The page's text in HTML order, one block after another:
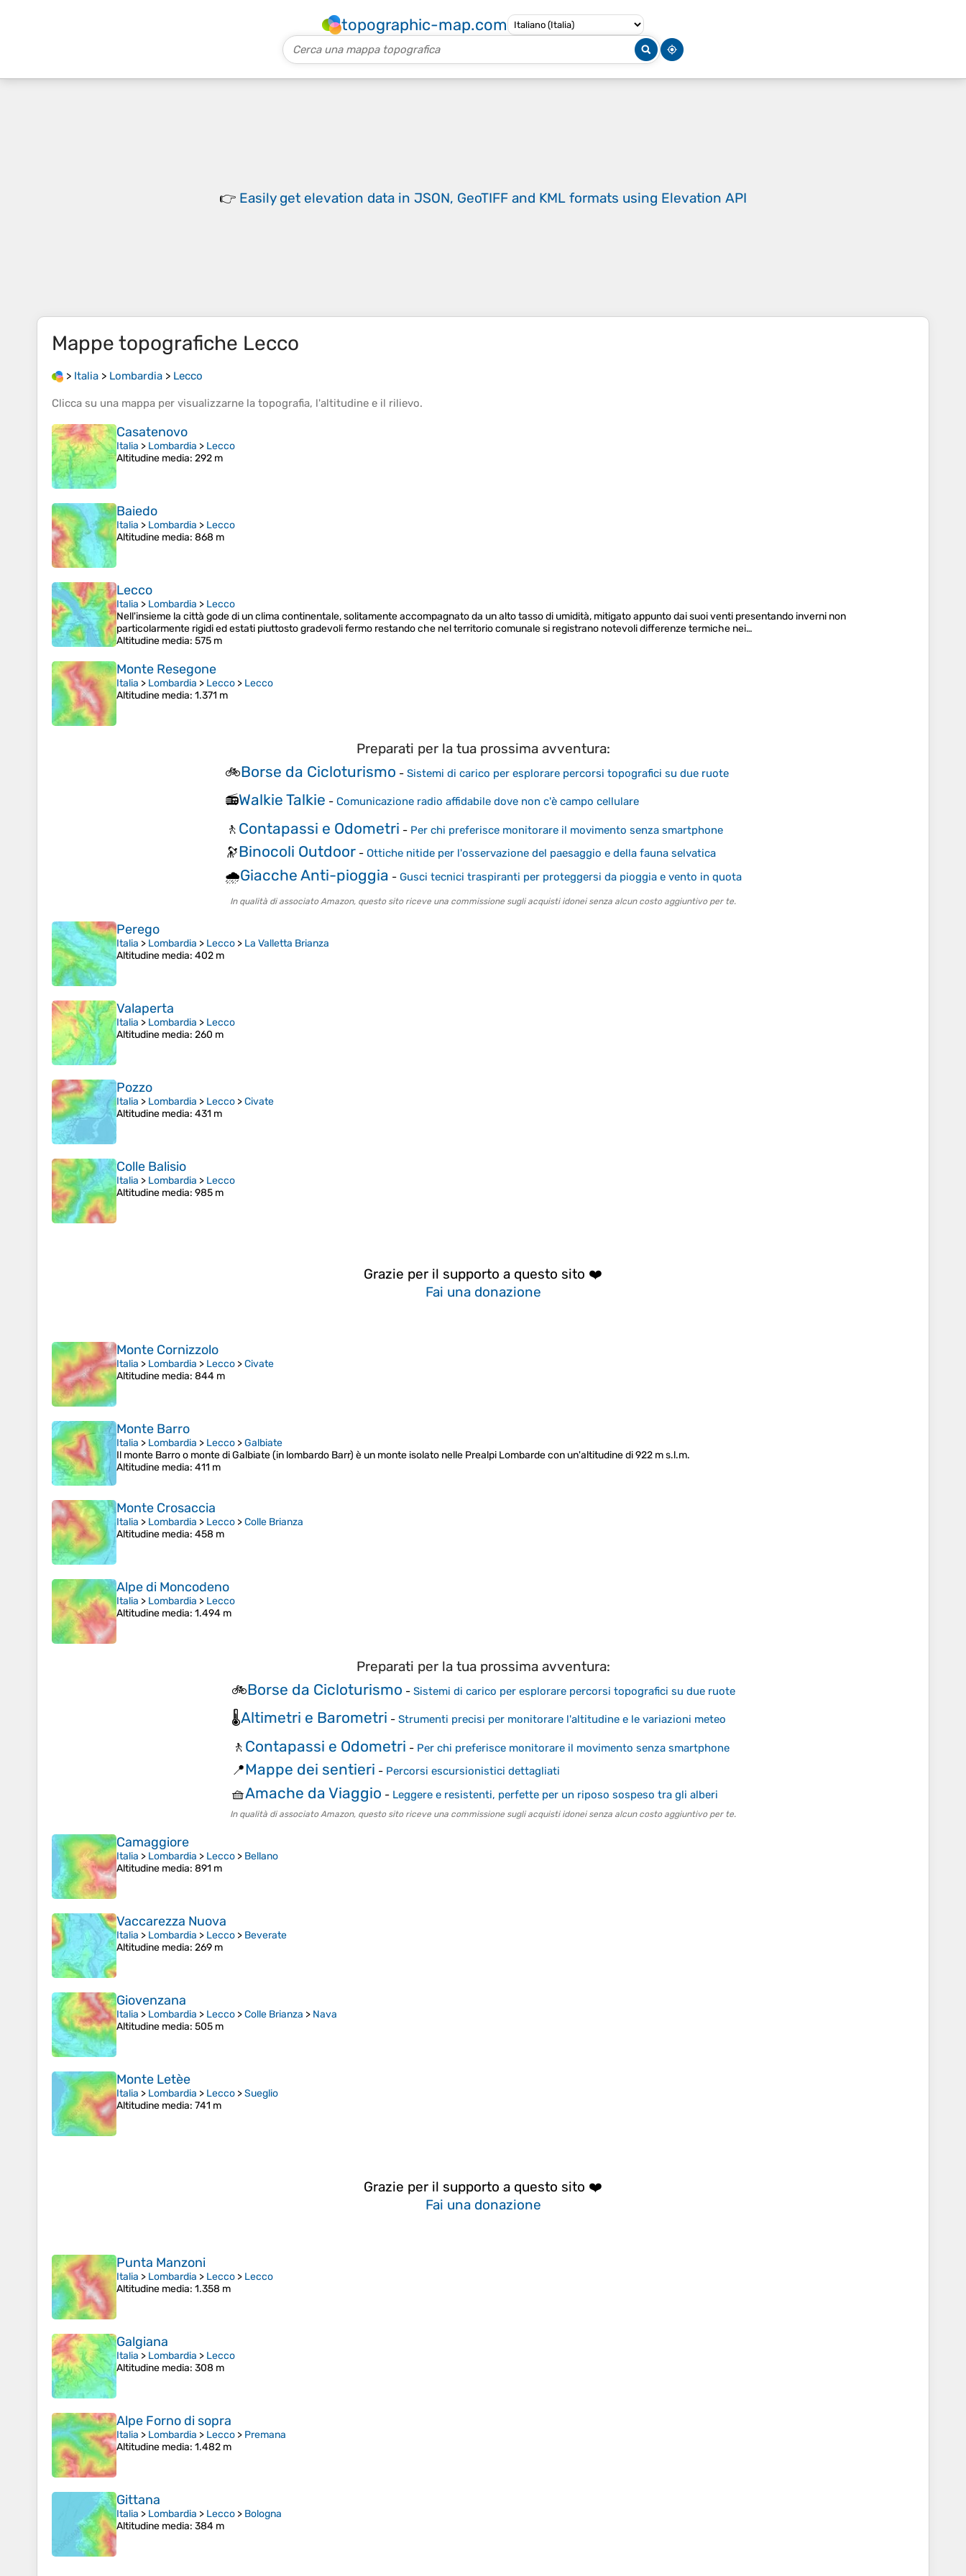
topographic-map.com
👉 Easily get elevation data in JSON, GeoTIFF and KML formats using Elevation API
Mappe topografiche Lecco
> Italia > Lombardia > Lecco
Clicca su una mappa per visualizzarne la topografia, l'altitudine e il rilievo.
Casatenovo
Italia > Lombardia > Lecco
Altitudine media: 292 m
Baiedo
Italia > Lombardia > Lecco
Altitudine media: 868 m
Lecco
Italia > Lombardia > Lecco
Nell'insieme la città gode di un clima continentale, solitamente accompagnato da un alto tasso di umidità, mitigato appunto dai suoi venti presentando inverni non
particolarmente rigidi ed estati piuttosto gradevoli fermo restando che nel territorio comunale si registrano notevoli differenze termiche nei…
Altitudine media: 575 m
Monte Resegone
Italia > Lombardia > Lecco > Lecco
Altitudine media: 1.371 m
Preparati per la tua prossima avventura:
🚲Borse da Cicloturismo - Sistemi di carico per esplorare percorsi topografici su due ruote
📻Walkie Talkie - Comunicazione radio affidabile dove non c'è campo cellulare
🚶 Contapassi e Odometri - Per chi preferisce monitorare il movimento senza smartphone
🔭Binocoli Outdoor- Ottiche nitide per l'osservazione del paesaggio e della fauna selvatica
🌧️Giacche Anti-pioggia - Gusci tecnici traspiranti per proteggersi da pioggia e vento in quota
In qualità di associato Amazon, questo sito riceve una commissione sugli acquisti idonei senza alcun costo aggiuntivo per te.
Perego
Italia > Lombardia > Lecco > La Valletta Brianza
Altitudine media: 402 m
Valaperta
Italia > Lombardia > Lecco
Altitudine media: 260 m
Pozzo
Italia > Lombardia > Lecco >Civate
Altitudine media: 431 m
Colle Balisio
Italia > Lombardia > Lecco
Altitudine media: 985 m
Grazie per il supporto a questo sito ❤️
Fai una donazione
Monte Cornizzolo
Italia > Lombardia > Lecco >Civate
Altitudine media: 844 m
Monte Barro
Italia > Lombardia > Lecco >Galbiate
Il monte Barro o monte di Galbiate (in lombardo Barr) è un monte isolato nelle Prealpi Lombarde con un'altitudine di 922 m s.l.m.
Altitudine media: 411 m
Monte Crosaccia
Italia > Lombardia > Lecco >Colle Brianza
Altitudine media: 458 m
Alpe di Moncodeno
Italia > Lombardia > Lecco
Altitudine media: 1.494 m
Preparati per la tua prossima avventura:
🚲Borse da Cicloturismo - Sistemi di carico per esplorare percorsi topografici su due ruote
🌡️Altimetri e Barometri - Strumenti precisi per monitorare l'altitudine e le variazioni meteo
🚶 Contapassi e Odometri - Per chi preferisce monitorare il movimento senza smartphone
📍Mappe dei sentieri - Percorsi escursionistici dettagliati
🧺Amache da Viaggio - Leggere e resistenti, perfette per un riposo sospeso tra gli alberi
In qualità di associato Amazon, questo sito riceve una commissione sugli acquisti idonei senza alcun costo aggiuntivo per te.
Camaggiore
Italia > Lombardia > Lecco > Bellano
Altitudine media: 891 m
Vaccarezza Nuova
Italia > Lombardia > Lecco > Beverate
Altitudine media: 269 m
Giovenzana
Italia > Lombardia > Lecco >Colle Brianza > Nava
Altitudine media: 505 m
Monte Letèe
Italia > Lombardia > Lecco >Sueglio
Altitudine media: 741 m
Grazie per il supporto a questo sito ❤️
Fai una donazione
Punta Manzoni
Italia > Lombardia > Lecco > Lecco
Altitudine media: 1.358 m
Galgiana
Italia > Lombardia > Lecco
Altitudine media: 308 m
Alpe Forno di sopra
Italia > Lombardia > Lecco > Premana
Altitudine media: 1.482 m
Gittana
Italia > Lombardia > Lecco > Bologna
Altitudine media: 384 m